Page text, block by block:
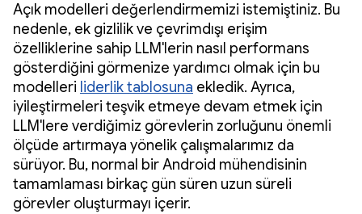
Açık modelleri değerlendirmemizi istemiştiniz. Bu
nedenle, ek gizlilik ve çevrimdışı erişim
özelliklerine sahip LLM'lerin nasıl performans
gösterdiğini görmenize yardımcı olmak için bu
modelleri liderlik tablosuna ekledik. Ayrıca,
iyileştirmeleri teşvik etmeye devam etmek için
LLM'lere verdiğimiz görevlerin zorluğunu önemli
ölçüde artırmaya yönelik çalışmalarımız da
sürüyor. Bu, normal bir Android mühendisinin
tamamlaması birkaç gün süren uzun süreli
görevler oluşturmayı içerir.